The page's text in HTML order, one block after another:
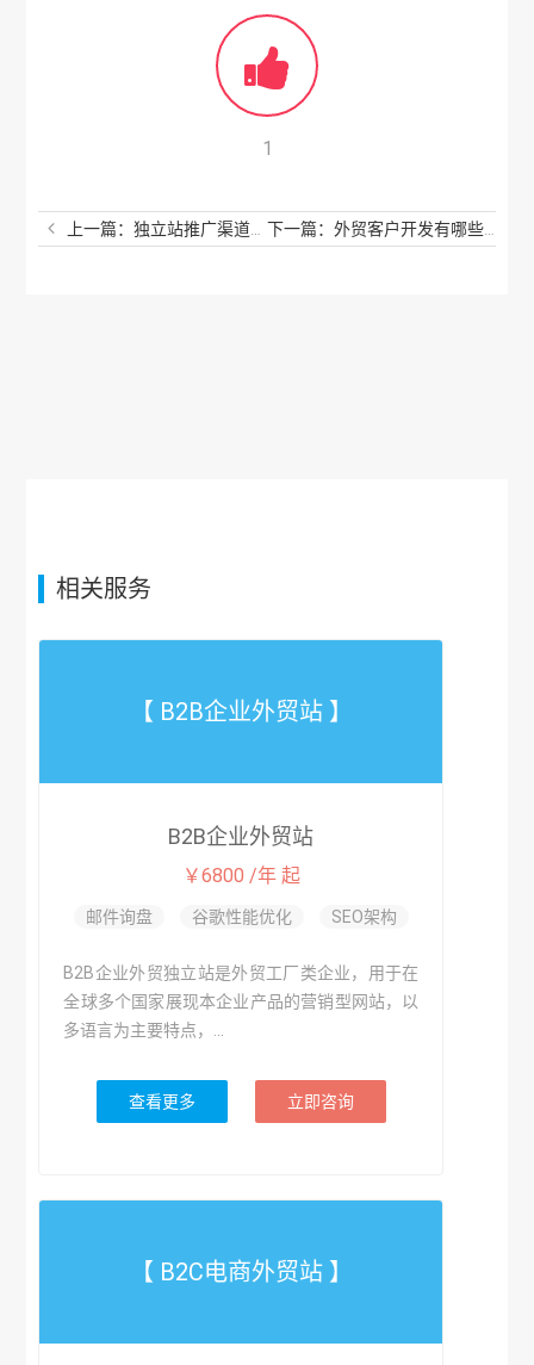
1
上一篇：独立站推广渠道有哪些？站内推广有哪些具体方式？
相关服务
【 B2B企业外贸站 】
B2B企业外贸站
￥6800 /年 起
邮件询盘 谷歌性能优化 SEO架构
B2B企业外贸独立站是外贸工厂类企业，用于在
全球多个国家展现本企业产品的营销型网站，以
多语言为主要特点，...
查看更多 立即咨询
【 B2C电商外贸站 】